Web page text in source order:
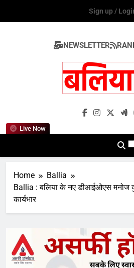
Sign up /
NEWSLETTER
Live Now
Ballia
Home
Ballia
Ballia : बलिया के नए डीआईओएस मनोज
कार्यभार